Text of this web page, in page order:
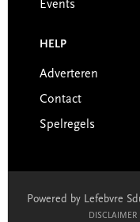
Events
HELP
Adverteren
Contact
Spelregels
Powered by Lefebvre
DISCLAIMER